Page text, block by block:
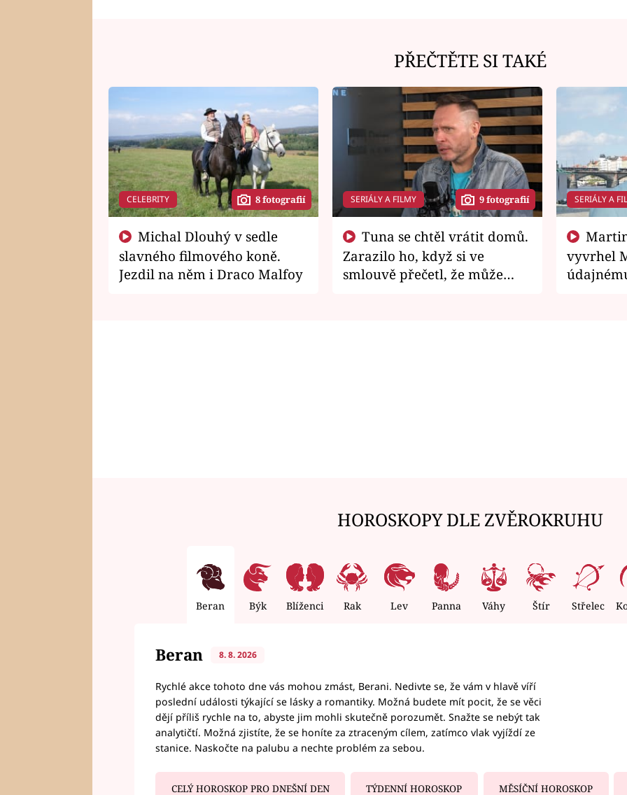
PŘEČTĚTE SI TAKÉ
CELEBRITY 8 fotografií
slavného filmového koně.
Jezdil na něm i Draco Malfoy
SERIÁLY A FILMY 9 fotografií
Zarazilo ho, když si ve
smlouvě přečetl, že může
SERIÁLY A
vyvrhel
HOROSKOPY DLE ZVĚROKRUHU
Beran Býk Blíženci Rak Lev Panna Váhy Štír Střelec
Beran 8. 8. 2026
Rychlé akce tohoto dne vás mohou zmást, Berani. Nedivte se, že vám v hlavě víří
poslední události týkající se lásky a romantiky. Možná budete mít pocit, že se věci
dějí příliš rychle na to, abyste jim mohli skutečně porozumět. Snažte se nebýt tak
analytičtí. Možná zjistíte, že se honíte za ztraceným cílem, zatímco vlak vyjíždí ze
stanice. Naskočte na palubu a nechte problém za sebou.
CELÝ HOROSKOP PRO DNEŠNÍ DEN TÝDENNÍ HOROSKOP MĚSÍČNÍ HOROSKOP